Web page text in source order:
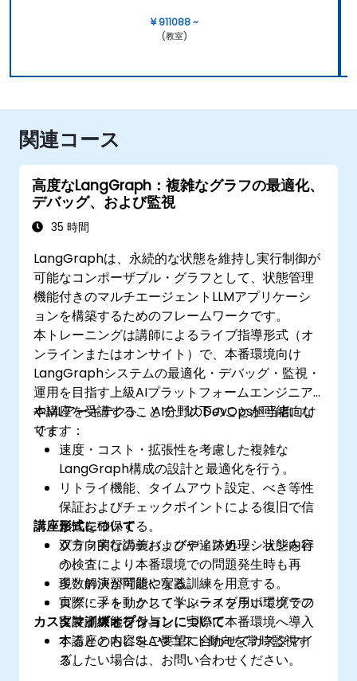
¥ 911088 ~
(教室)
関連コース
高度なLangGraph：複雑なグラフの最適化、
デバッグ、および監視
35 時間
LangGraphは、永続的な状態を維持し実行制御が
可能なコンポーザブル・グラフとして、状態管理
機能付きのマルチエージェントLLMアプリケーシ
ョンを構築するためのフレームワークです。
本トレーニングは講師によるライブ指導形式（オ
ンラインまたはオンサイト）で、本番環境向け
LangGraphシステムの最適化・デバッグ・監視・
運用を目指す上級AIプラットフォームエンジニア
やMLアーキテクト、AI分野のDevOps担当者向け
です。
本講座を受講することで、以下のことが可能にな
ります：
速度・コスト・拡張性を考慮した複雑な
LangGraph構成の設計と最適化を行う。
リトライ機能、タイムアウト設定、べき等性
保証およびチェックポイントによる復旧で信
頼性を確保する。
グラフ実行のデバッグや追跡処理、状態内容
の検査により本番環境での問題発生時も再
現・解決が可能になる。
ログ・メトリクス・トレースを用いてグラフ
に計測機能を付与し、実際に本番環境へ導入
するとともにSLAやコスト動向を常時監視す
る。
講座形式について
双方向的な講義およびディスカッションを行
う。
多数の演習問題や実践訓練を用意する。
実際に手を動かして学ぶライブラボ環境での
実装訓練も行う。
カスタマイズオプションについて
本講座の内容をご要望に合わせてカスタマイ
ズしたい場合は、お問い合わせください。